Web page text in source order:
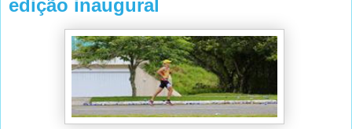
edição inaugural